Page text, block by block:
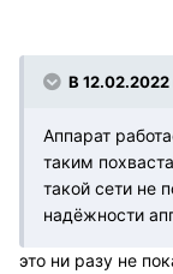
В 12.02.2022
Аппарат
таким
такой сети не
надёжности
это ни разу не